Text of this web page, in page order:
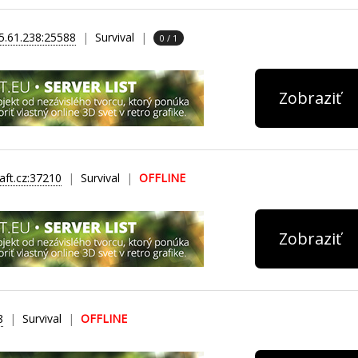
Survival 0 / 1
Zobraziť
Survival OFFLINE
Zobraziť
Survival OFFLINE